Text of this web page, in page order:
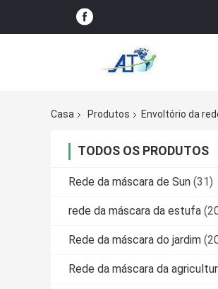
Casa Produtos Envoltório da
TODOS OS PRODUTOS
Rede da máscara de Sun (31)
rede da máscara da estufa
Rede da máscara do jardim
Rede da máscara da